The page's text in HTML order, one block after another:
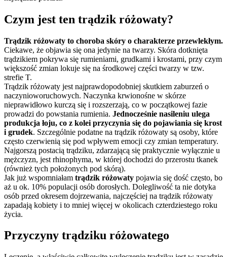
Czym jest ten trądzik różowaty?
Trądzik różowaty to choroba skóry o charakterze przewlekłym.
Ciekawe, że objawia się ona jedynie na twarzy. Skóra dotknięta
trądzikiem pokrywa się rumieniami, grudkami i krostami, przy czym
większość zmian lokuje się na środkowej części twarzy w tzw.
strefie T.
Trądzik różowaty jest najprawdopodobniej skutkiem zaburzeń o
naczynioworuchowych. Naczynka krwionośne w skórze
nieprawidłowo kurczą się i rozszerzają, co w początkowej fazie
prowadzi do powstania rumienia. Jednocześnie nasileniu ulega
produkcja łoju, co z kolei przyczynia się do pojawiania się krost
i grudek. Szczególnie podatne na trądzik różowaty są osoby, które
często czerwienią się pod wpływem emocji czy zmian temperatury.
Najgorszą postacią trądziku, zdarzającą się praktycznie wyłącznie u
mężczyzn, jest rhinophyma, w której dochodzi do przerostu tkanek
(również tych położonych pod skórą).
Jak już wspomniałam trądzik różowaty pojawia się dość często, bo
aż u ok. 10% populacji osób dorosłych. Dolegliwość ta nie dotyka
osób przed okresem dojrzewania, najczęściej na trądzik różowaty
zapadają kobiety i to mniej więcej w okolicach czterdziestego roku
życia.
Przyczyny trądziku różowatego